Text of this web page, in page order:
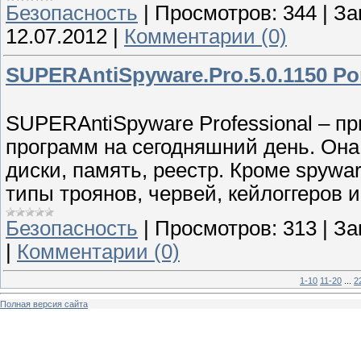
Безопасность
Просмотров: 344
12.07.2012
Комментарии (0)
SUPERAntiSpyware.Pro.5.0.1150
SUPERAntiSpyware Professional –
программ на сегодняшний день.
диски, память, реестр. Кроме
типы троянов, червей, кейлоггеров
Безопасность | Просмотров: 313 |
| Комментарии (0)
1-10 11-20
Полная версия сайта